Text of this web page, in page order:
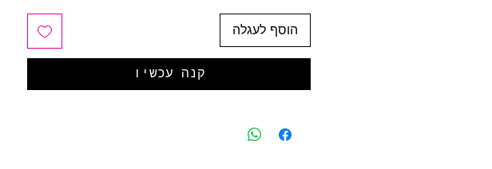
הוסף לעגלה
קנה עכשיו